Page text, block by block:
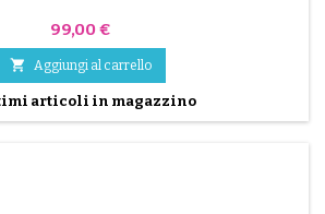
Prezzo
99,00 €
 Aggiungi al carrello
articoli in magazzino